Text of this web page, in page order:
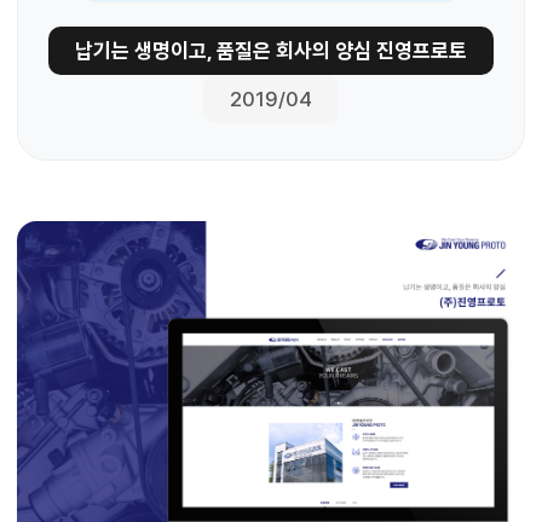
납기는 생명이고, 품질은 회사의 양심 진영프로토
2019/04